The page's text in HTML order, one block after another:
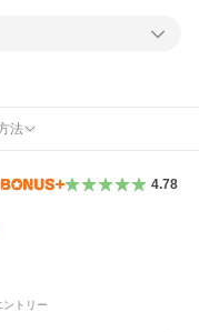
法
4.78
ントリー